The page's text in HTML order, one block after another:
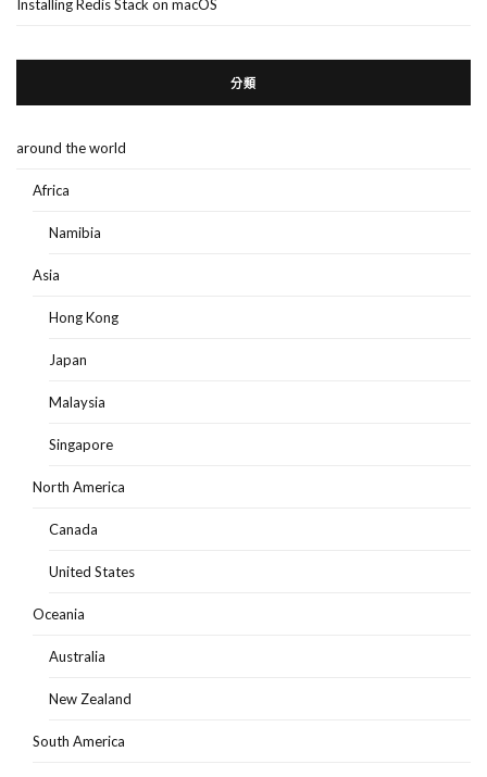
Installing Redis Stack on macOS
分類
around the world
Africa
Namibia
Asia
Hong Kong
Japan
Malaysia
Singapore
North America
Canada
United States
Oceania
Australia
New Zealand
South America